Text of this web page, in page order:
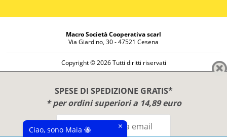
SPESE DI SPEDIZIONE GRATIS*
* per ordini superiori a 14,89 euro
Macro Società Cooperativa scarl
Via Giardino, 30 - 47521 Cesena
Copyright © 2026 Tutti diritti riservati
Diritto di reso
Disclaimer
Privacy Policy
Ciao, sono Maia 🐝
×